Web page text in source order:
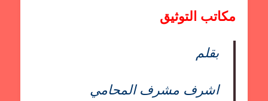
مكاتب التوثيق
بقلم
اشرف مشرف المحامي